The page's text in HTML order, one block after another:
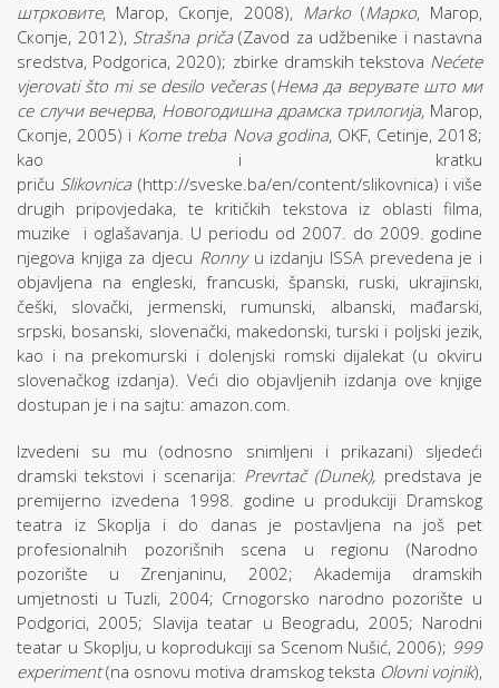
штрковите, Магор, Скопје, 2008), Marko(Mарко, Магор,
Скопје, 2012), Strašna priča(Zavod za udžbenike i nastavna
sredstva, Podgorica, 2020); zbirke dramskih tekstova Nećete
vjerovati što mi se desilo večeras(Нема да верувате што ми
се случи вечерва, Новогодишна драмска трилогија, Магор,
Скопје, 2005) i Kome treba Nova godina, OKF, Cetinje, 2018;
kao i kratku
priču Slikovnica(http://sveske.ba/en/content/slikovnica) i više
drugih pripovjedaka, te kritičkih tekstova iz oblasti filma,
muzike i oglašavanja. U periodu od 2007. do 2009. godine
njegova knjiga za djecu Ronnyu izdanju ISSA prevedena je i
objavljena na engleski, francuski, španski, ruski, ukrajinski,
češki, slovački, jermenski, rumunski, albanski, mađarski,
srpski, bosanski, slovenački, makedonski, turski i poljski jezik,
kao i na prekomurski i dolenjski romski dijalekat (u okviru
slovenačkog izdanja). Veći dio objavljenih izdanja ove knjige
dostupan je i na sajtu: amazon.com.
Izvedeni su mu (odnosno snimljeni i prikazani) sljedeći
dramski tekstovi i scenarija: Prevrtač (Dunek), predstava je
premijerno izvedena 1998. godine u produkciji Dramskog
teatra iz Skoplja i do danas je postavljena na još pet
profesionalnih pozorišnih scena u regionu (Narodno
pozorište u Zrenjaninu, 2002; Akademija dramskih
umjetnosti u Tuzli, 2004; Crnogorsko narodno pozorište u
Podgorici, 2005; Slavija teatar u Beogradu, 2005; Narodni
teatar u Skoplju, u koprodukciji sa Scenom Nušić, 2006); 999
experiment(na osnovu motiva dramskog teksta Olovni vojnik),